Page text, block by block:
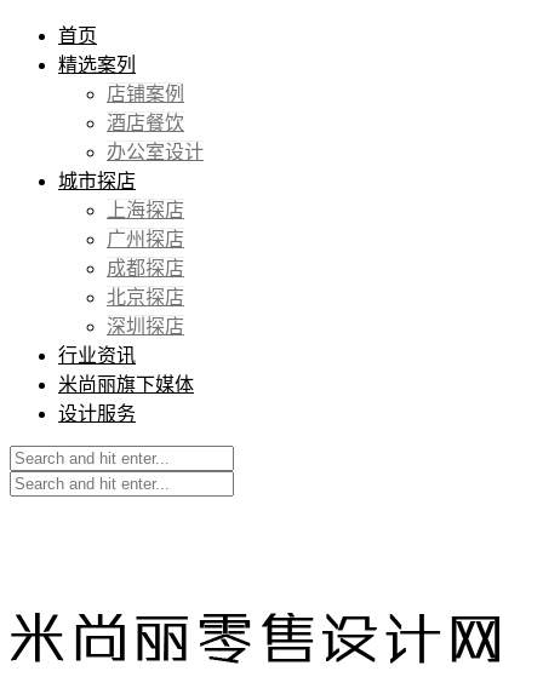
首页
精选案列
店铺案例
酒店餐饮
办公室设计
城市探店
上海探店
广州探店
成都探店
北京探店
深圳探店
行业资讯
米尚丽旗下媒体
设计服务